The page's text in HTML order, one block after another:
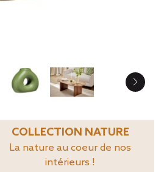
COLLECTION NATURE
La nature au coeur de nos
intérieurs !